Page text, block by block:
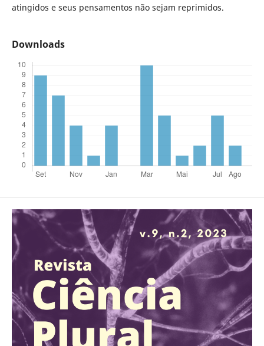
atingidos e seus pensamentos não sejam reprimidos.
Downloads